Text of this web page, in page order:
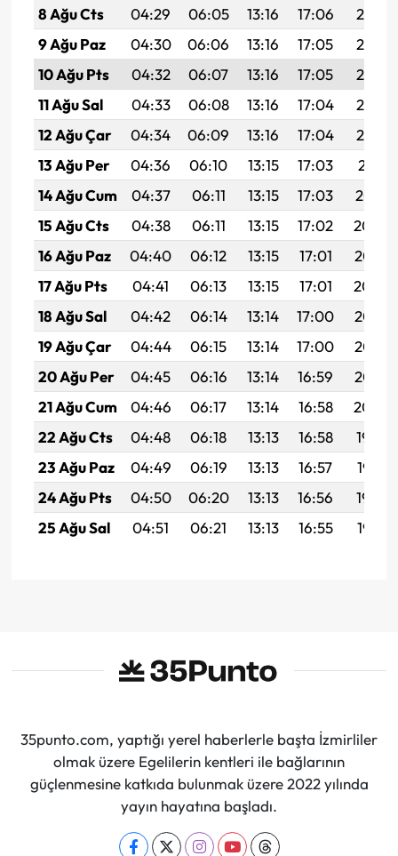
8 Ağu Cts 04:29 06:05 13:16 17:06
20:17
9 Ağu Paz
04:30 06:06 13:16 17:05
20:16
10 Ağu Pts
04:32 06:07 13:16 17:05
20:15
11 Ağu Sal
04:33 06:08 13:16 17:04
20:14
12 Ağu Çar
04:34 06:09 13:16 17:04
20:12
13 Ağu Per
04:36 06:10 13:15 17:03
20:11
14 Ağu Cum
04:37 06:11 13:15 17:03
20:10
15 Ağu Cts
04:38 06:11 13:15 17:02
20:09
16 Ağu Paz
04:40 06:12 13:15 17:01
20:07
17 Ağu Pts
04:41 06:13 13:15 17:01
20:06
18 Ağu Sal
04:42 06:14 13:14 17:00
20:05
19 Ağu Çar
04:44 06:15 13:14 17:00
20:03
20 Ağu Per
04:45 06:16 13:14 16:59
20:02
21 Ağu Cum
04:46 06:17 13:14 16:58
20:00
22 Ağu Cts
04:48 06:18 13:13 16:58
19:59
23 Ağu Paz
04:49 06:19 13:13 16:57
19:58
24 Ağu Pts
04:50 06:20 13:13 16:56
19:56
25 Ağu Sal
04:51 06:21 13:13 16:55 19:55
35punto.com, yaptığı yerel haberlerle başta İzmirliler
olmak üzere Egelilerin kentleri ile bağlarının
güçlenmesine katkıda bulunmak üzere 2022 yılında
yayın hayatına başladı.